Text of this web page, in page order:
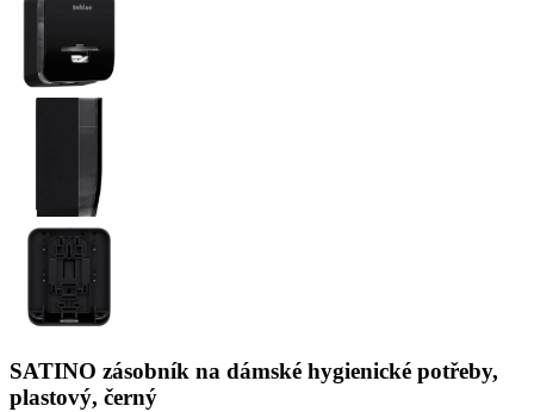
SATINO zásobník na dámské hygienické potřeby,
plastový, černý